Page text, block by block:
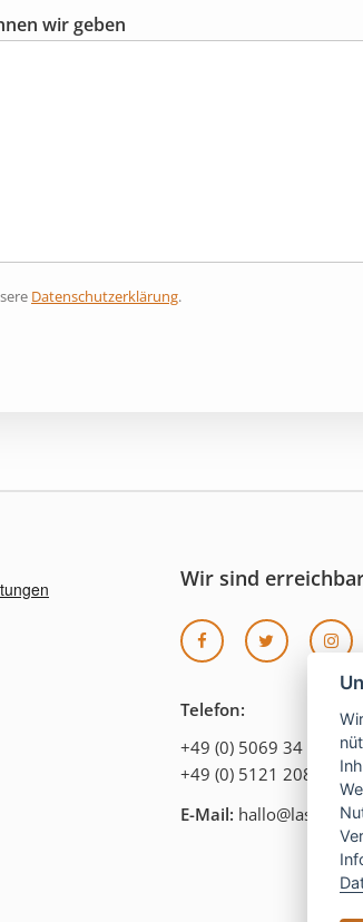
wir geben
Datenschutzerklärung.
Wir sind
Telefon:
+49 (0) 5069 34 870
+49 (0) 5121 208 990
E-Mail: hallo@las-islas-